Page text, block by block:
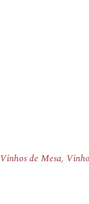
Vinhos de Mesa,